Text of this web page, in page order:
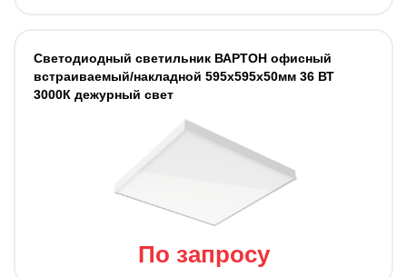
Светодиодный светильник ВАРТОН офисный
встраиваемый/накладной 595х595х50мм 36 ВТ
3000К дежурный свет
По запросу